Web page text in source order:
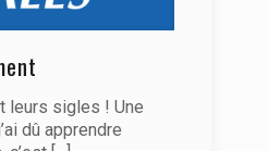
leurs sigles ! Une
dû apprendre